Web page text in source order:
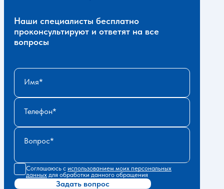
Наши специалисты бесплатно
проконсультируют и ответят на все
вопросы
Имя
Телефон
Вопрос
Соглашаюсь с использованием моих персональных
данных для обработки данного обращения
Задать вопрос